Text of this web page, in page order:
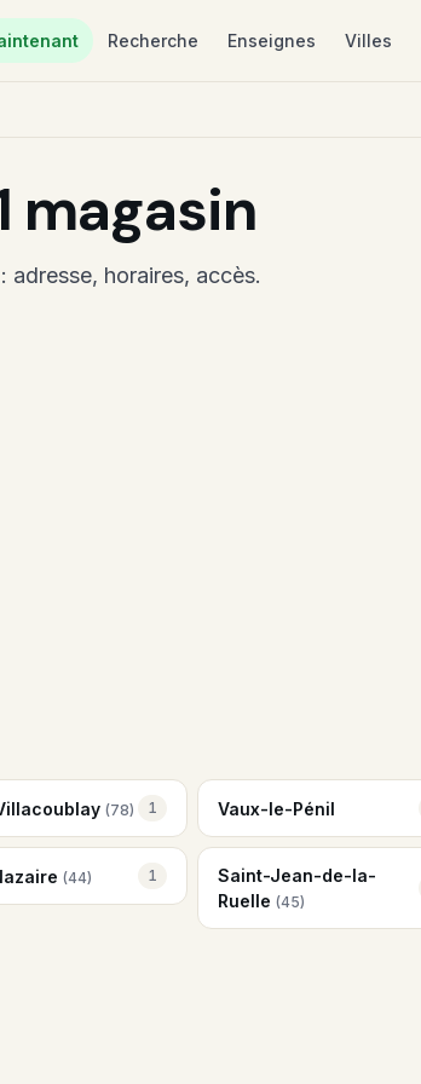
Recherche Enseignes Villes
magasin
adresse, horaires, accès.
(78) 1 Vaux-le-Pénil
(44) 1
Saint-Jean-de-la-
Ruelle (45)